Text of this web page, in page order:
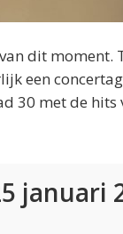
dit moment.
een
30 met de hits
januari